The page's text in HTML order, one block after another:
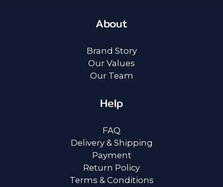
About
Brand Story
Our Values
Our Team
Help
FAQ
Delivery & Shipping
Payment
Return Policy
Terms & Conditions